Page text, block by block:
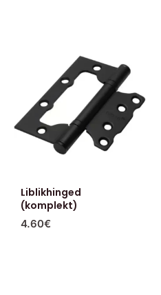
Liblikhinged
(komplekt)
4.60€